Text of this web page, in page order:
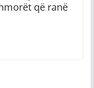
që ranë